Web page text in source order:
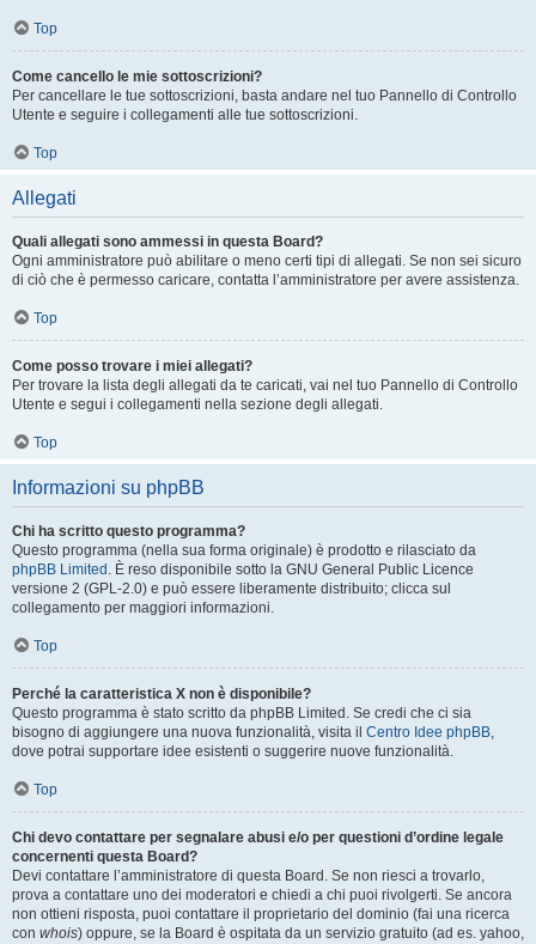
Top
Come cancello le mie sottoscrizioni?
Per cancellare le tue sottoscrizioni, basta andare nel tuo Pannello di Controllo
Utente e seguire i collegamenti alle tue sottoscrizioni.
Top
Allegati
Quali allegati sono ammessi in questa Board?
Ogni amministratore può abilitare o meno certi tipi di allegati. Se non sei sicuro
di ciò che è permesso caricare, contatta l’amministratore per avere assistenza.
Top
Come posso trovare i miei allegati?
Per trovare la lista degli allegati da te caricati, vai nel tuo Pannello di Controllo
Utente e segui i collegamenti nella sezione degli allegati.
Top
Informazioni su phpBB
Chi ha scritto questo programma?
Questo programma (nella sua forma originale) è prodotto e rilasciato da
phpBB Limited . È reso disponibile sotto la GNU General Public Licence
versione 2 (GPL-2.0) e può essere liberamente distribuito; clicca sul
collegamento per maggiori informazioni.
Top
Perché la caratteristica X non è disponibile?
Questo programma è stato scritto da phpBB Limited. Se credi che ci sia
bisogno di aggiungere una nuova funzionalità, visita il Centro Idee phpBB,
dove potrai supportare idee esistenti o suggerire nuove funzionalità.
Top
Chi devo contattare per segnalare abusi e/o per questioni d’ordine legale
concernenti questa Board?
Devi contattare l’amministratore di questa Board. Se non riesci a trovarlo,
prova a contattare uno dei moderatori e chiedi a chi puoi rivolgerti. Se ancora
non ottieni risposta, puoi contattare il proprietario del dominio (fai una ricerca
con whois) oppure, se la Board è ospitata da un servizio gratuito (ad es. yahoo,